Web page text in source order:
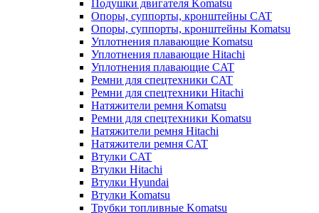
Подушки двигателя Komatsu
Опоры, суппорты, кронштейны CAT
Опоры, суппорты, кронштейны Komatsu
Уплотнения плавающие Komatsu
Уплотнения плавающие Hitachi
Уплотнения плавающие CAT
Ремни для спецтехники CAT
Ремни для спецтехники Hitachi
Натяжители ремня Komatsu
Ремни для спецтехники Komatsu
Натяжители ремня Hitachi
Натяжители ремня CAT
Втулки CAT
Втулки Hitachi
Втулки Hyundai
Втулки Komatsu
Трубки топливные Komatsu